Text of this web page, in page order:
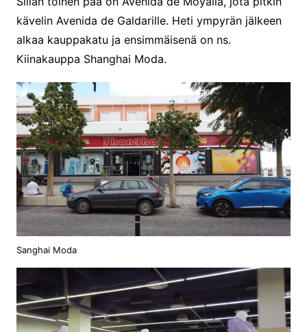
kävelin Avenida de Galdarille. Heti ympyrän jälkeen
alkaa kauppakatu ja ensimmäisenä on ns.
Kiinakauppa Shanghai Moda.
Sanghai Moda